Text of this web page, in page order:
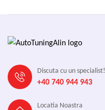
Discuta cu un specialist!
+40 740 944 943
Locatia Noastra